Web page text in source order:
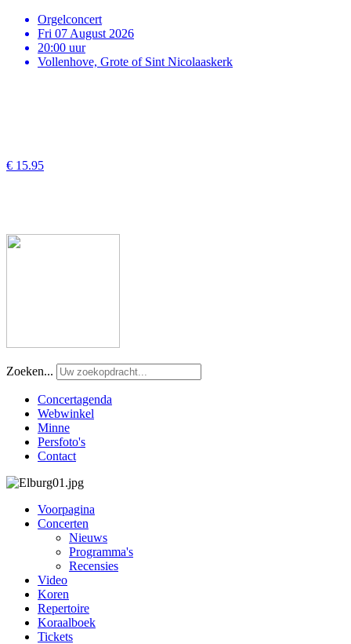
Orgelconcert
Fri 07 August 2026
20:00 uur
Vollenhove, Grote of Sint Nicolaaskerk
€ 15.95
Zoeken...
Concertagenda
Webwinkel
Minne
Persfoto's
Contact
Voorpagina
Concerten
Nieuws
Programma's
Recensies
Video
Koren
Repertoire
Koraalboek
Tickets